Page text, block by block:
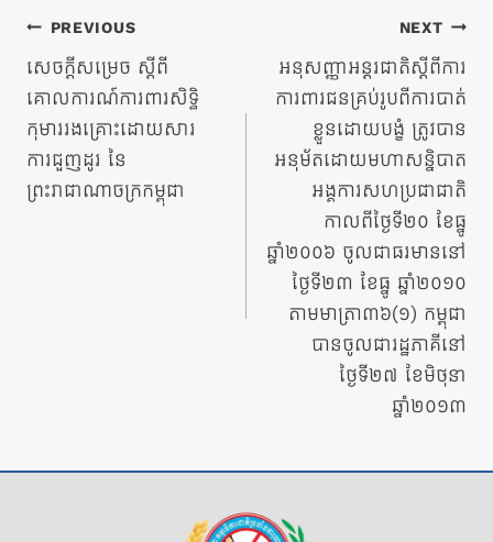
ការ​
នាំទិស​
ប្រកាស
PREVIOUS
សេចក្ដីសម្រេច ស្ដីពី
គោលការណ៍ការពារសិទ្ធិ
កុមាររងគ្រោះដោយសារ
ការជួញដូរ នៃ
ព្រះរាជាណាចក្រកម្ពុជា
NEXT
អនុសញ្ញាអន្ដរជាតិស្ដីពីការ
ការពារជនគ្រប់រូបពីការបាត់
ខ្លួនដោយបង្ខំ ត្រូវបាន
អនុម័តដោយមហាសន្និបាត
អង្គការសហប្រជាជាតិ
កាលពីថ្ងៃទី២០ ខែធ្នូ
ឆ្នាំ២០០៦ ចូលជាធរមាននៅ
ថ្ងៃទី២៣ ខែធ្នូ ឆ្នាំ២០១០
តាមមាត្រា៣៦(១) កម្ពុជា
បានចូលជារដ្ឋភាគីនៅ
ថ្ងៃទី២៧ ខែមិថុនា
ឆ្នាំ២០១៣